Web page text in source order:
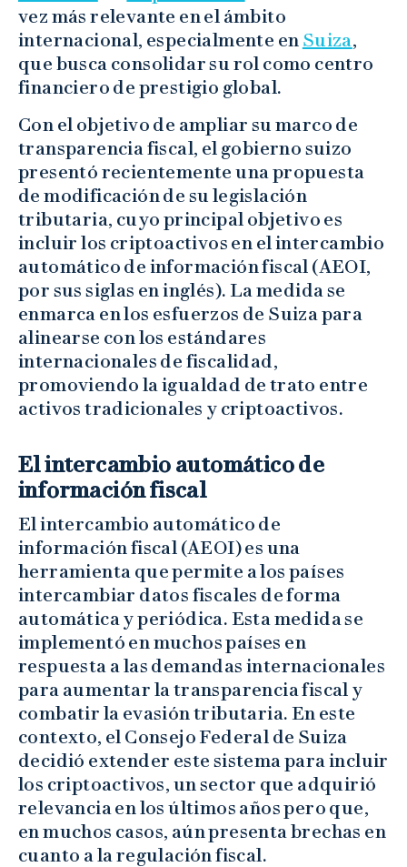
vez más relevante en el ámbito
internacional, especialmente en Suiza,
que busca consolidar su rol como centro
financiero de prestigio global.
Con el objetivo de ampliar su marco de
transparencia fiscal, el gobierno suizo
presentó recientemente una propuesta
de modificación de su legislación
tributaria, cuyo principal objetivo es
incluir los criptoactivos en el intercambio
automático de información fiscal (AEOI,
por sus siglas en inglés). La medida se
enmarca en los esfuerzos de Suiza para
alinearse con los estándares
internacionales de fiscalidad,
promoviendo la igualdad de trato entre
activos tradicionales y criptoactivos.
El intercambio automático de
información fiscal
El intercambio automático de
información fiscal (AEOI) es una
herramienta que permite a los países
intercambiar datos fiscales de forma
automática y periódica. Esta medida se
implementó en muchos países en
respuesta a las demandas internacionales
para aumentar la transparencia fiscal y
combatir la evasión tributaria. En este
contexto, el Consejo Federal de Suiza
decidió extender este sistema para incluir
los criptoactivos, un sector que adquirió
relevancia en los últimos años pero que,
en muchos casos, aún presenta brechas en
cuanto a la regulación fiscal.